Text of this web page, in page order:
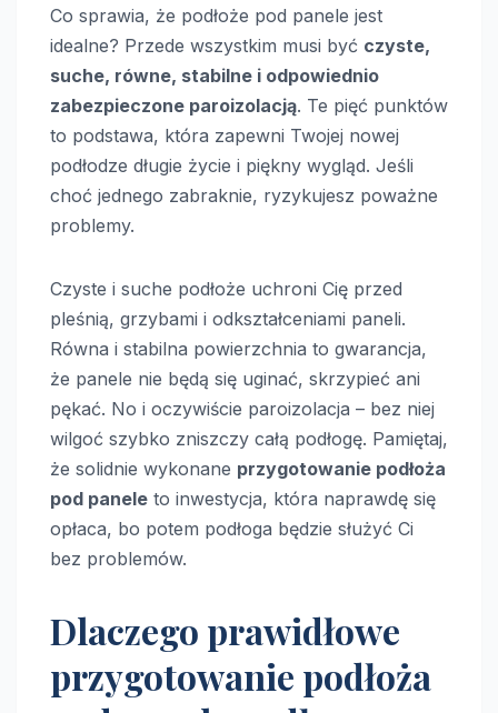
Co sprawia, że podłoże pod panele jest
idealne? Przede wszystkim musi być czyste,
suche, równe, stabilne i odpowiednio
zabezpieczone paroizolacją. Te pięć punktów
to podstawa, która zapewni Twojej nowej
podłodze długie życie i piękny wygląd. Jeśli
choć jednego zabraknie, ryzykujesz poważne
problemy.
Czyste i suche podłoże uchroni Cię przed
pleśnią, grzybami i odkształceniami paneli.
Równa i stabilna powierzchnia to gwarancja,
że panele nie będą się uginać, skrzypieć ani
pękać. No i oczywiście paroizolacja – bez niej
wilgoć szybko zniszczy całą podłogę. Pamiętaj,
że solidnie wykonane przygotowanie podłoża
pod panele to inwestycja, która naprawdę się
opłaca, bo potem podłoga będzie służyć Ci
bez problemów.
Dlaczego prawidłowe
przygotowanie podłoża